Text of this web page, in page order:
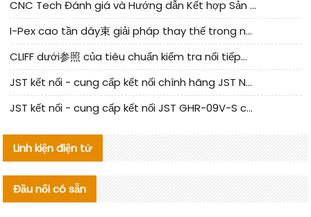
CNC Tech Đánh giá và Hướng dẫn Kết hợp Sản xuất Linh kiện Cable Nội địa
I-Pex cao tần dây束 giải pháp thay thế trong nước phân tích
CLIFF dưới参照 của tiêu chuẩn kiểm tra nối tiếp器 trong nước được cập nhật
JST kết nối - cung cấp kết nối chính hãng JST NSHR-02V-S | sản phẩm thay thế
JST kết nối - cung cấp kết nối JST GHR-09V-S chính hãng | hàng thay thế
Linh kiện điện tử
Đầu nối có sẵn